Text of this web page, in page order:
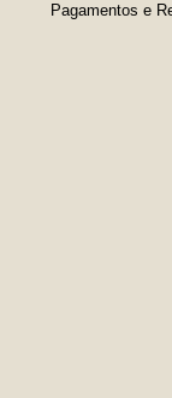
Pagamentos e